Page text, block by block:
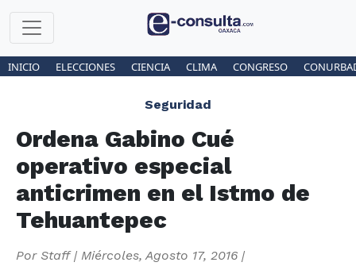
INICIO ELECCIONES CIENCIA CLIMA CONGRESO
Seguridad
Ordena Gabino Cué
operativo especial
anticrimen en el Istmo de
Tehuantepec
Por Staff| Miércoles, Agosto 17, 2016 |